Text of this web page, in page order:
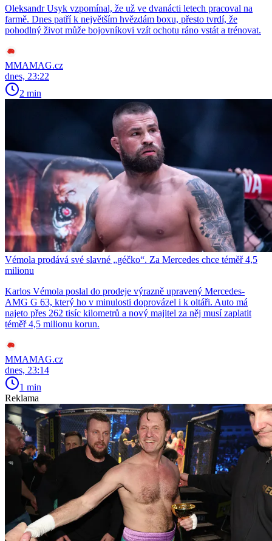
Oleksandr Usyk vzpomínal, že už ve dvanácti letech pracoval na
farmě. Dnes patří k největším hvězdám boxu, přesto tvrdí, že
pohodlný život může bojovníkovi vzít ochotu ráno vstát a trénovat.
MMAMAG.cz
dnes, 23:22
2 min
Vémola prodává své slavné „géčko“. Za Mercedes chce téměř 4,5
milionu
Karlos Vémola poslal do prodeje výrazně upravený Mercedes-
AMG G 63, který ho v minulosti doprovázel i k oltáři. Auto má
najeto přes 262 tisíc kilometrů a nový majitel za něj musí zaplatit
téměř 4,5 milionu korun.
MMAMAG.cz
dnes, 23:14
1 min
Reklama